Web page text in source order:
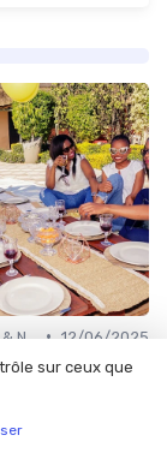
Conformité & Normes • 12/06/2025
et Normes en
sur ceux que